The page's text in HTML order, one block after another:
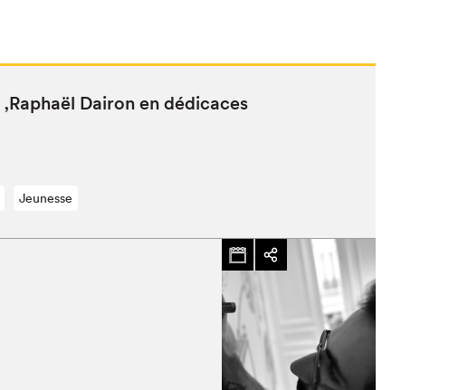
‚Raphaël Dairon en dédicaces
Jeunesse